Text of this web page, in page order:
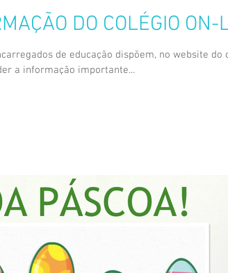
DO COLÉGIO ON-
de educação dispõem, no website do
a informação importante...